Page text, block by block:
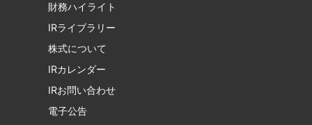
財務ハイライト
IRライブラリー
株式について
IRカレンダー
IRお問い合わせ
電子公告